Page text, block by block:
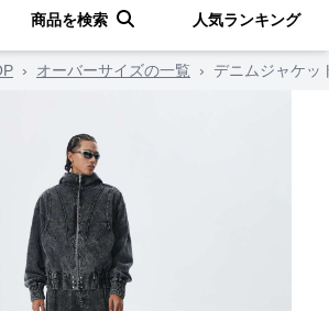
商品を検索 人気ランキング
› オーバーサイズの一覧 › デニムジャケッ